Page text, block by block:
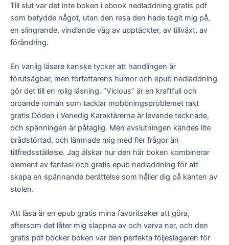
Till slut var det inte boken i ebook nedladdning gratis pdf
som betydde något, utan den resa den hade tagit mig på,
en slingrande, vindlande väg av upptäckter, av tillväxt, av
förändring.
En vanlig läsare kanske tycker att handlingen är
förutsägbar, men författarens humor och epub nedladdning
gör det till en rolig läsning. “Vicious” är en kraftfull och
oroande roman som tacklar mobbningsproblemet rakt
gratis Döden i Venedig Karaktärerna är levande tecknade,
och spänningen är påtaglig. Men avslutningen kändes lite
brådstörtad, och lämnade mig med fler frågor än
tillfredsställelse. Jag älskar hur den här boken kombinerar
element av fantasi och gratis epub nedladdning för att
skapa en spännande berättelse som håller dig på kanten av
stolen.
Att läsa är en epub gratis mina favoritsaker att göra,
eftersom det låter mig slappna av och varva ner, och den
gratis pdf böcker boken var den perfekta följeslagaren för